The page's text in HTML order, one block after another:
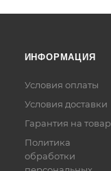
ИНФОРМАЦИЯ
Условия оплаты
Условия доставки
Гарантия на товар
Политика
обработки